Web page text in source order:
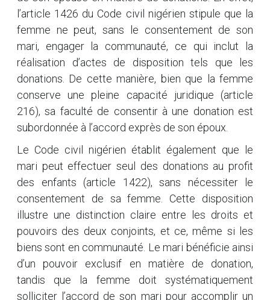
l’article 1426 du Code civil nigérien stipule que la
femme ne peut, sans le consentement de son
mari, engager la communauté, ce qui inclut la
réalisation d’actes de disposition tels que les
donations. De cette manière, bien que la femme
conserve une pleine capacité juridique (article
216), sa faculté de consentir à une donation est
subordonnée à l’accord exprès de son époux.
Le Code civil nigérien établit également que le
mari peut effectuer seul des donations au profit
des enfants (article 1422), sans nécessiter le
consentement de sa femme. Cette disposition
illustre une distinction claire entre les droits et
pouvoirs des deux conjoints, et ce, même si les
biens sont en communauté. Le mari bénéficie ainsi
d’un pouvoir exclusif en matière de donation,
tandis que la femme doit systématiquement
solliciter l’accord de son mari pour accomplir un